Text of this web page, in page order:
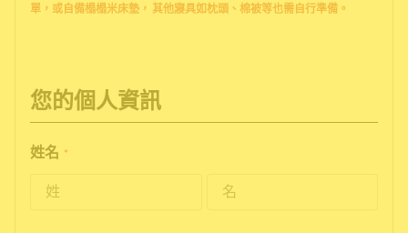
單，或自備榻榻米床墊， 其他寢具如枕頭、棉被等也需自行準備。
您的個人資訊
姓名 *